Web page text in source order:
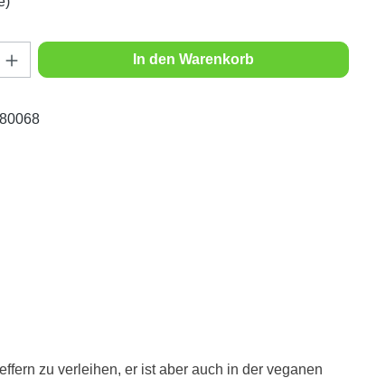
Gib den gewünschten Wert ein
In den Warenkorb
80068
zu verleihen, er ist aber auch in der veganen